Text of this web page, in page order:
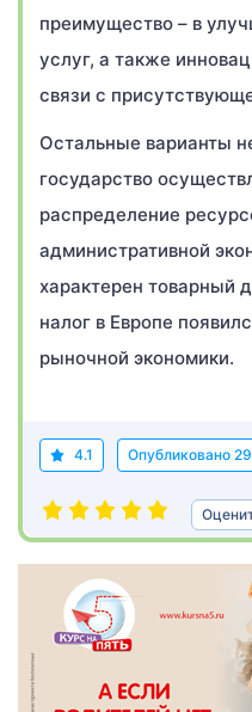
преимущество – в
услуг, а также
связи с
Остальные варианты
государство
распределение
административной
характерен товарный
налог в Европе
рыночной экономики.
4.1 Опубликовано